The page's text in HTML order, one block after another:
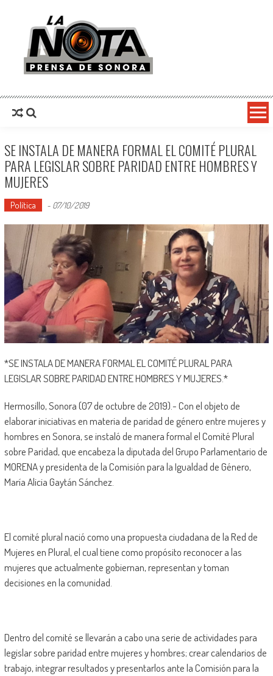
La Nota Prensa De Sonora
SE INSTALA DE MANERA FORMAL EL COMITÉ PLURAL
PARA LEGISLAR SOBRE PARIDAD ENTRE HOMBRES Y
MUJERES
Política - 07/10/2019
*SE INSTALA DE MANERA FORMAL EL COMITÉ PLURAL PARA
LEGISLAR SOBRE PARIDAD ENTRE HOMBRES Y MUJERES.*
Hermosillo, Sonora (07 de octubre de 2019).- Con el objeto de
elaborar iniciativas en materia de paridad de género entre mujeres y
hombres en Sonora, se instaló de manera formal el Comité Plural
sobre Paridad, que encabeza la diputada del Grupo Parlamentario de
MORENA y presidenta de la Comisión para la Igualdad de Género,
María Alicia Gaytán Sánchez.
El comité plural nació como una propuesta ciudadana de la Red de
Mujeres en Plural, el cual tiene como propósito reconocer a las
mujeres que actualmente gobiernan, representan y toman
decisiones en la comunidad.
Dentro del comité se llevarán a cabo una serie de actividades para
legislar sobre paridad entre mujeres y hombres; crear calendarios de
trabajo, integrar resultados y presentarlos ante la Comisión para la